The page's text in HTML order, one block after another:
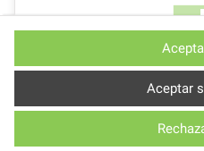
No
Cookies de
Aceptar